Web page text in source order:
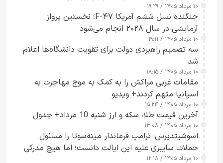
کسی که واقعاً دست به اقدام می‌زند
۱۰ مرداد ۱۴۰۵ / ۱۹:۲۹
جنگنده نسل ششم آمریکا F-۴۷؛ نخستین پرواز
آزمایشی در سال ۲۰۲۸ انجام می‌شود
۱۰ مرداد ۱۴۰۵ / ۱۹:۱۱
سه تصمیم راهبردی دولت برای تقویت دانشگاه‌ها اعلام
شد
۱۰ مرداد ۱۴۰۵ / ۱۸:۱۵
مقامات غربی مراکش را به کمک به موج مهاجرت به
اسپانیا متهم کردند+ ویدیو
۱۰ مرداد ۱۴۰۵ / ۱۵:۲۴
آخرین قیمت طلا، سکه و ارز شنبه 10 مرداد+ جدول
۱۰ مرداد ۱۴۰۵ / ۱۳:۰۸
اسوشیتدپرس: ترامپ فرماندار مینه‌سوتا را مسئول
حملات سایبری علیه این ایالت دانست؛ اما هیچ مدرکی
ارائه نکرد
۱۰ مرداد ۱۴۰۵ / ۱۲:۱۸